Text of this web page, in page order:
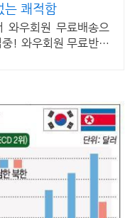
는 쾌적함
와우회원 무료배송으
! 와우회원 무료반품